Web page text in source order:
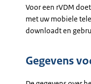
Voor een rVDM
met uw mobiele
downloadt en
Gegevens